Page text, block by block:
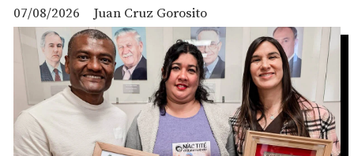
Juan Cruz Gorosito
07/08/2026